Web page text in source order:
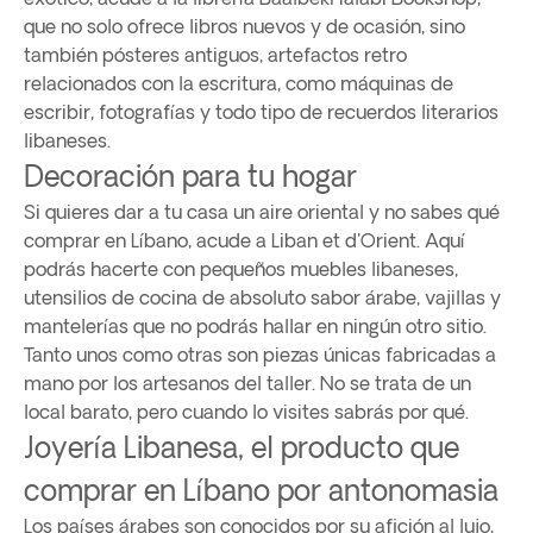
que no solo ofrece libros nuevos y de ocasión, sino
también pósteres antiguos, artefactos retro
relacionados con la escritura, como máquinas de
escribir, fotografías y todo tipo de recuerdos literarios
libaneses.
Decoración para tu hogar
Si quieres dar a tu casa un aire oriental y no sabes qué
comprar en Líbano, acude a Liban et d'Orient. Aquí
podrás hacerte con pequeños muebles libaneses,
utensilios de cocina de absoluto sabor árabe, vajillas y
mantelerías que no podrás hallar en ningún otro sitio.
Tanto unos como otras son piezas únicas fabricadas a
mano por los artesanos del taller. No se trata de un
local barato, pero cuando lo visites sabrás por qué.
Joyería Libanesa, el producto que
comprar en Líbano por antonomasia
Los países árabes son conocidos por su afición al lujo,